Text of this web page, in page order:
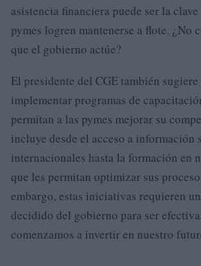
asistencia financiera puede ser la
pymes logren mantenerse a flote. ¿No
que el gobierno actúe?
El presidente del CGE también
implementar programas de
permitan a las pymes mejorar su
incluye desde el acceso a información
internacionales hasta la formación en
que les permitan optimizar sus
embargo, estas iniciativas requieren
decidido del gobierno para ser
comenzamos a invertir en nuestro